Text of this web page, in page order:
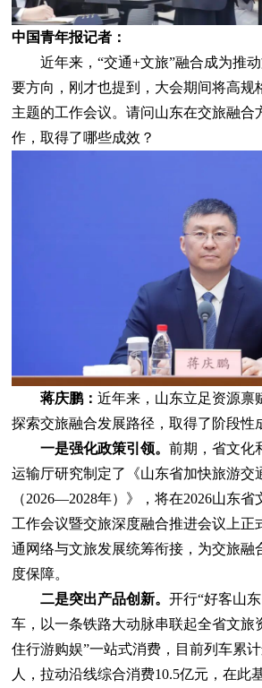
中国青年报记者：
近年来，“交通+文旅”融合成为推动
要方向，刚才也提到，大会期间将高规
主题的工作会议。请问山东在交旅融合
作，取得了哪些成效？
蒋庆鹏：近年来，山东立足资源禀
探索交旅融合发展路径，取得了阶段性
一是强化政策引领。前期，省文化
运输厅研究制定了《山东省加快旅游交
（2026—2028年）》，将在2026山东
工作会议暨交旅深度融合推进会议上正
通网络与文旅发展统筹衔接，为交旅融
度保障。
二是突出产品创新。开行“好客山
车，以一条铁路大动脉串联起全省文旅
住行游购娱”一站式消费，目前列车累
人，拉动沿线综合消费10.5亿元，在此